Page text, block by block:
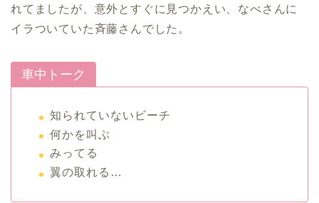
れてましたが、意外とすぐに見つかえい、なべさんに
イラついていた斉藤さんでした。
車中トーク
知られていないビーチ
何かを叫ぶ
みってる
翼の取れる…